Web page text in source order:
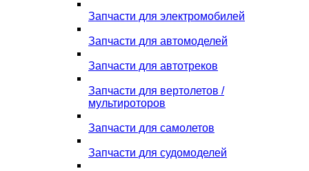
Запчасти для электромобилей
Запчасти для автомоделей
Запчасти для автотреков
Запчасти для вертолетов /
мультироторов
Запчасти для самолетов
Запчасти для судомоделей